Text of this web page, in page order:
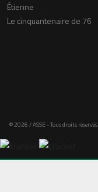
Étienne
Le cinquantenaire de 76
© 2026 / ASSE - Tous droits